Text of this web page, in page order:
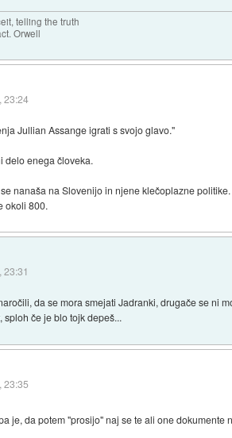
telling the truth
Orwell
23:24
Jullian Assange igrati s svojo glavo."
delo enega človeka.
nanaša na Slovenijo in njene klečoplazne
okoli 800.
23:31
da se mora smejati Jadranki, drugače se ni
sploh če je blo tojk depeš...
23:35
je, da potem "prosijo" naj se te ali one dokumente